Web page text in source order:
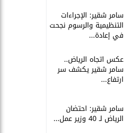
سامر شقير: الإجراءات
التنظيمية والرسوم نجحت
في إعادة...
عكس اتجاه الرياض..
سامر شقير يكشف سر
ارتفاع...
سامر شقير: احتضان
الرياض لـ 40 وزير عمل...